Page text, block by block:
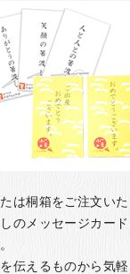
は桐箱をご注文い
のメッセージカー
伝えるものから気